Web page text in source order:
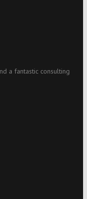
a fantastic consulting